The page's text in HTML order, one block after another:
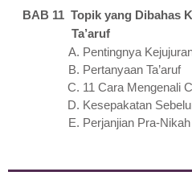
BAB 11 Topik yang Dibahas
Ta’aruf
Pentingnya
Pertanyaan Ta’aruf
11 Cara Mengenali
Kesepakatan
Perjanjian Pra-Nikah